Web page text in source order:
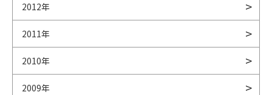
2012年
2011年
2010年
2009年